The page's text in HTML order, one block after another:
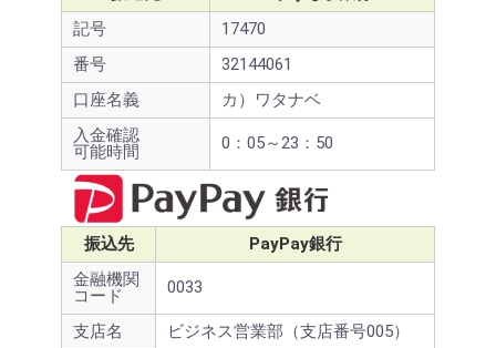
記号
17470
番号
32144061
口座名義
カ）ワタナベ
入金確認
可能時間
0：05～23：50
振込先
PayPay銀行
金融機関
コード
0033
支店名
ビジネス営業部（支店番号005）